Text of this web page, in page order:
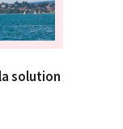
solution